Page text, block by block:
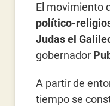
El movimiento
político-
Judas el
gobernador
A partir de
tiempo se